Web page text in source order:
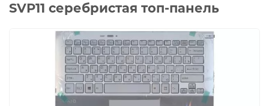
SVP11 серебристая топ-панель